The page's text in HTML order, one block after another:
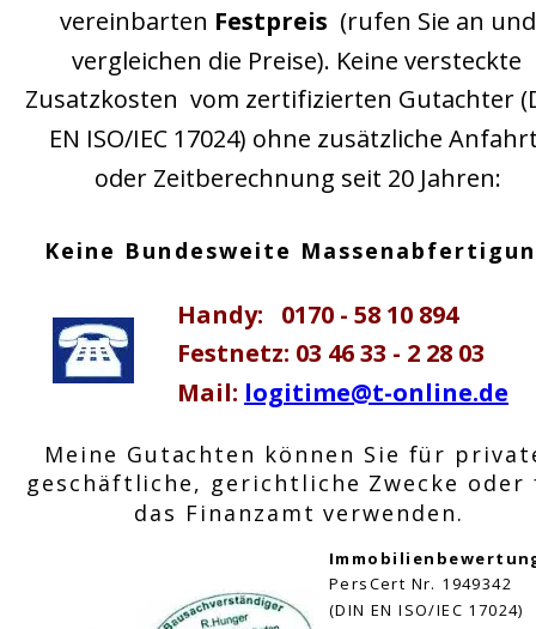
vereinbarten Festpreis
(rufen Sie an
vergleichen die Preise). Keine versteckte
Zusatzkosten  vom zertifizierten Gutachter
EN ISO/IEC 17024) ohne zusätzliche
oder Zeitberechnung seit 20 Jahren:
Keine Bundesweite
Meine Gutachten können Sie für
geschäftliche, gerichtliche Zwecke
das Finanzamt verwenden.
PersCert Nr. 1949342
(DIN EN ISO/IEC 17024)
Handy:   0170 - 58 10 894
Festnetz: 03 46 33 - 2 28 03
Mail: logitime@t-online.de